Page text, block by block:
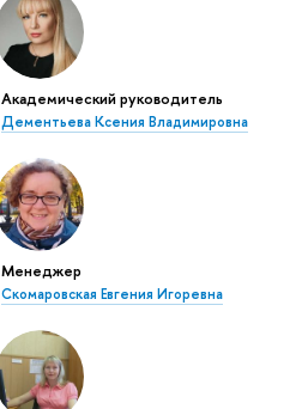
Академический руководитель
Дементьева Ксения Владимировна
Менеджер
Скомаровская Евгения Игоревна